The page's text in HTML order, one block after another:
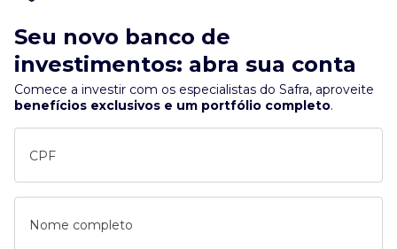
Seu novo banco de
investimentos: abra sua conta
Comece a investir com os especialistas do Safra, aproveite
benefícios exclusivos e um portfólio completo.
CPF
Nome completo